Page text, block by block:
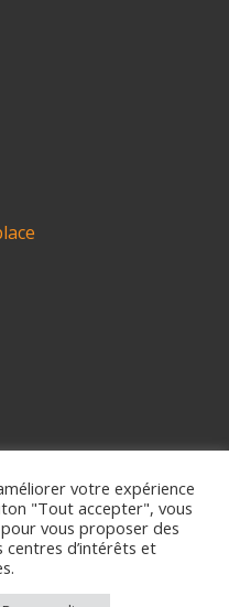
votre expérience
"Tout accepter", vous
vous proposer des
centres d’intérêts et